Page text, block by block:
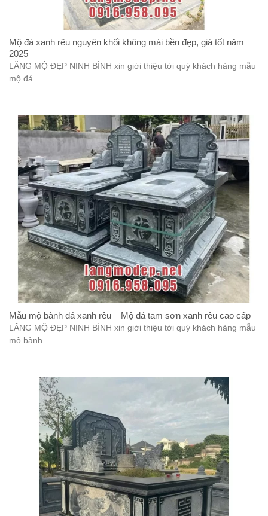
Mộ đá xanh rêu nguyên khối không mái bền đẹp, giá tốt năm
2025
LĂNG MỘ ĐẸP NINH BÌNH xin giới thiệu tới quý khách hàng mẫu
mộ đá ...
Mẫu mộ bành đá xanh rêu – Mộ đá tam sơn xanh rêu cao cấp
LĂNG MỘ ĐẸP NINH BÌNH xin giới thiệu tới quý khách hàng mẫu
mộ bành ...